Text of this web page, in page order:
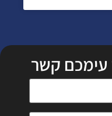
עימכם קשר